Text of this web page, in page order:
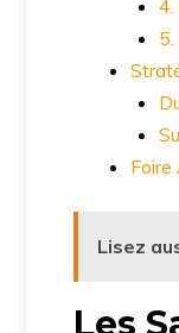
4.
Foire
Lisez
Les